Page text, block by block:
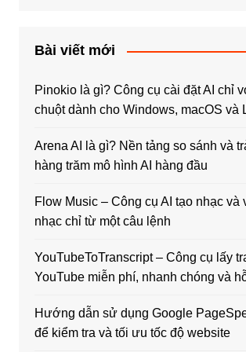
Bài viết mới
Pinokio là gì? Công cụ cài đặt AI chỉ
chuột dành cho Windows, macOS và
Arena AI là gì? Nền tảng so sánh và
hàng trăm mô hình AI hàng đầu
Flow Music – Công cụ AI tạo nhạc và
nhạc chỉ từ một câu lệnh
YouTubeToTranscript – Công cụ lấy
YouTube miễn phí, nhanh chóng và
Hướng dẫn sử dụng Google
để kiểm tra và tối ưu tốc độ website